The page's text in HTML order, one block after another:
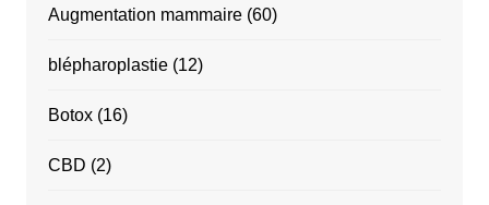
Augmentation mammaire(60)
blépharoplastie(12)
Botox(16)
CBD (2)